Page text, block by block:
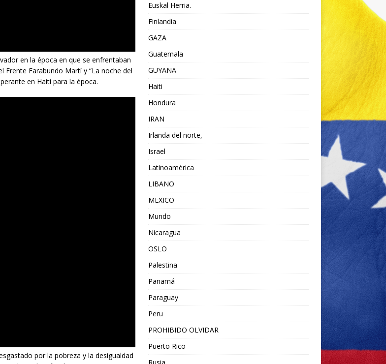
en la época en que se enfrentaban
Farabundo Martí y “La noche del
en Haití para la época.
por la pobreza y la desigualdad
Euskal Herria.
Finlandia
GAZA
Guatemala
GUYANA
Haiti
Hondura
IRAN
Irlanda del norte,
Israel
Latinoamérica
LIBANO
MEXICO
Mundo
Nicaragua
OSLO
Palestina
Panamá
Paraguay
Peru
PROHIBIDO OLVIDAR
Puerto Rico